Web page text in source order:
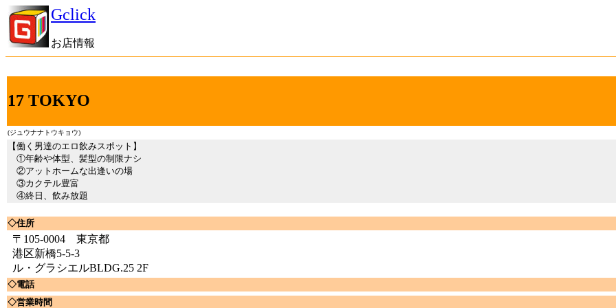
Gclick
お店情報
17 TOKYO
(ジュウナナトウキョウ)
【働く男達のエロ飲みスポット】
①年齢や体型、髪型の制限ナシ
②アットホームな出逢いの場
③カクテル豊富
④終日、飲み放題
◇住所
〒105-0004 東京都
港区新橋5-5-3
ル・グラシエルBLDG.25 2F
◇電話
◇営業時間